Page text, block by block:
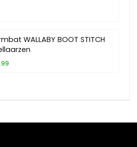
WALLABY BOOT STITCH